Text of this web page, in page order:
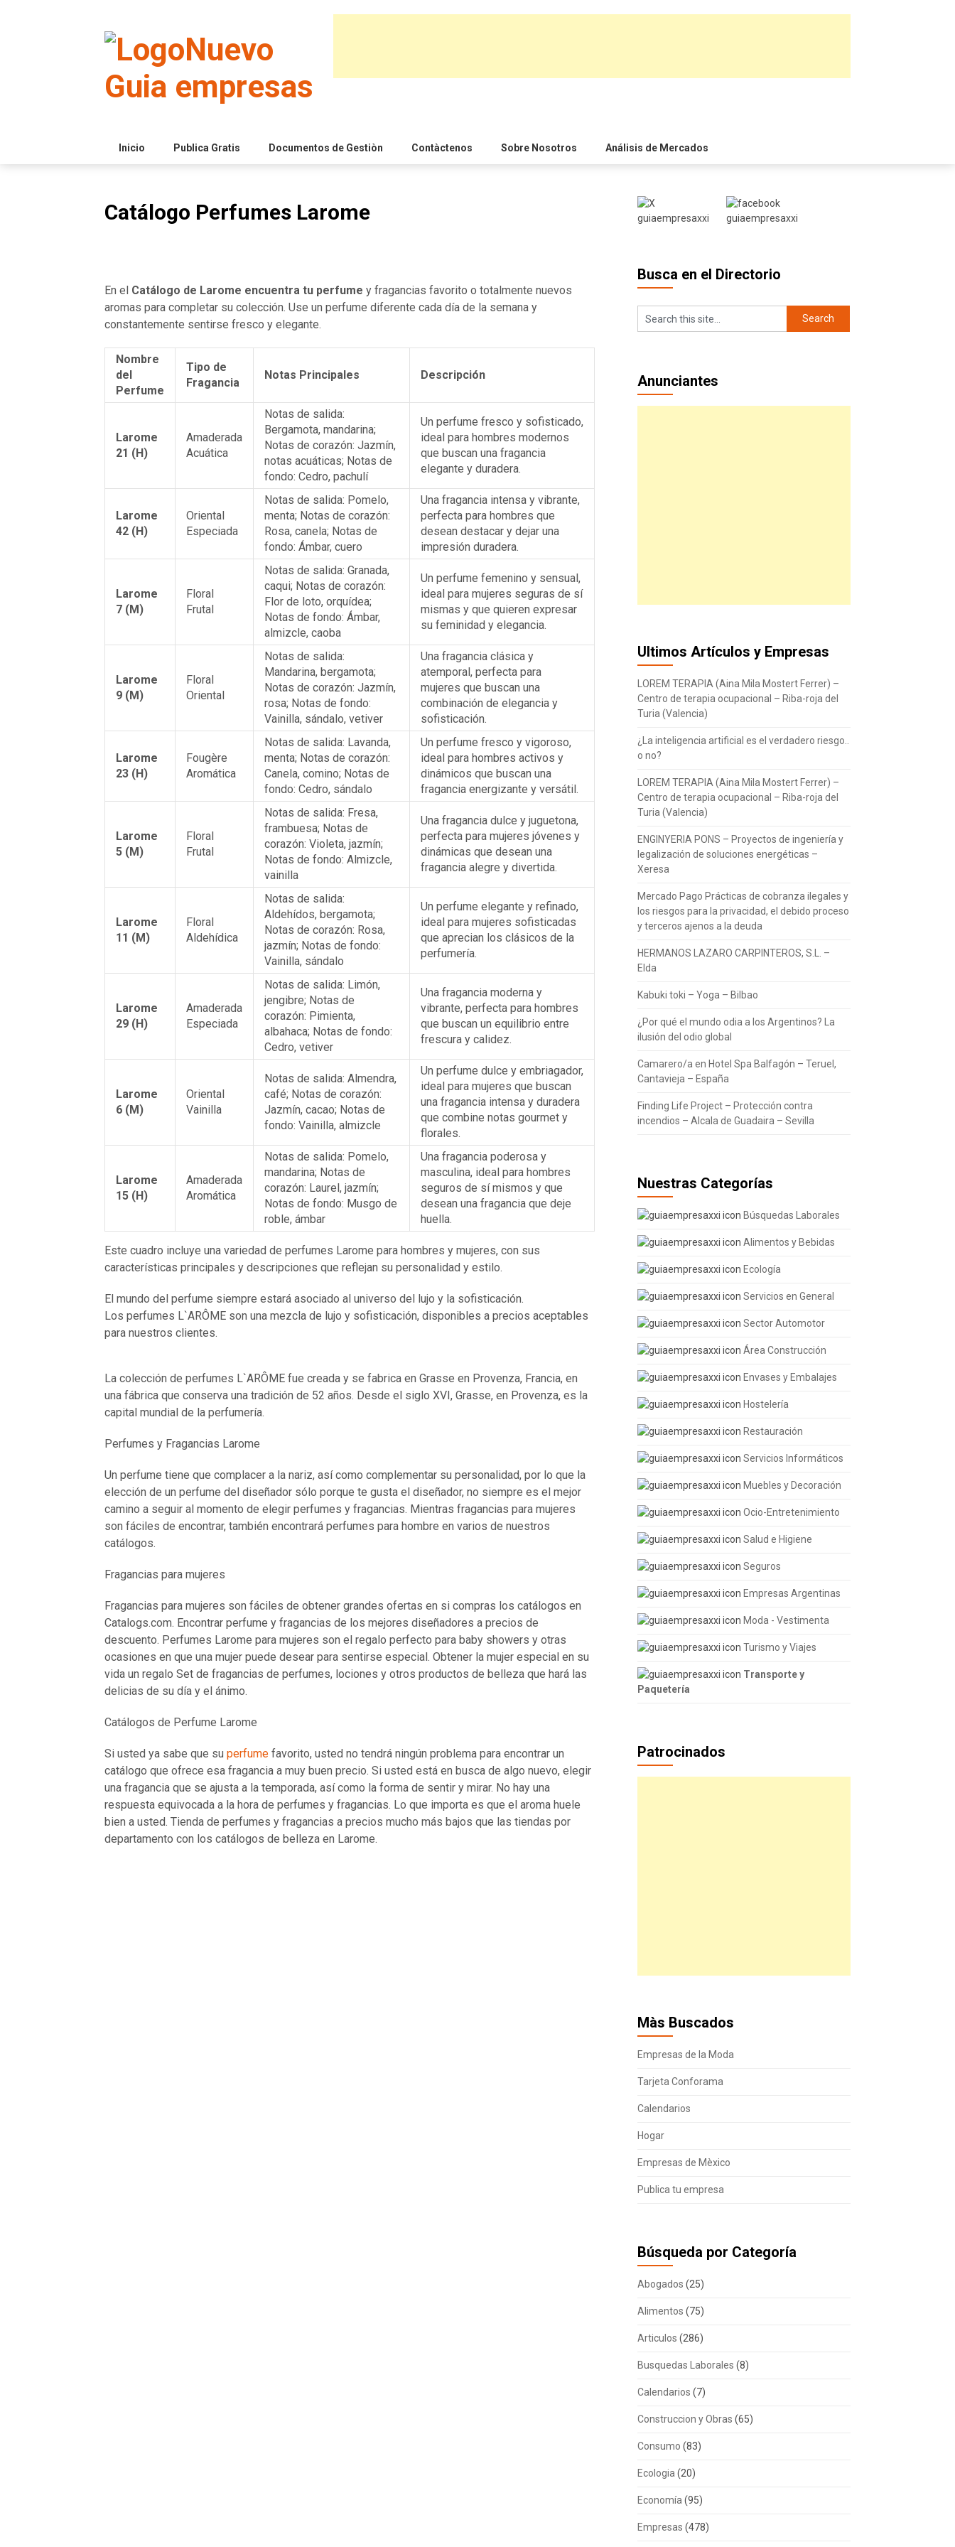
Inicio Publica Gratis Documentos de Gestiòn Contàctenos Sobre Nosotros Análisis de Mercados
Catálogo Perfumes Larome
En el Catálogo de Larome encuentra tu perfume y fragancias favorito o totalmente nuevos
aromas para completar su colección. Use un perfume diferente cada día de la semana y
constantemente sentirse fresco y elegante.
Nombre
del
Perfume
Tipo de
Fragancia
Notas Principales Descripción
Larome
21 (H)
Amaderada
Acuática
Notas de salida:
Bergamota, mandarina;
Notas de corazón: Jazmín,
notas acuáticas; Notas de
fondo: Cedro, pachulí
Un perfume fresco y sofisticado,
ideal para hombres modernos
que buscan una fragancia
elegante y duradera.
Larome
42 (H)
Oriental
Especiada
Notas de salida: Pomelo,
menta; Notas de corazón:
Rosa, canela; Notas de
fondo: Ámbar, cuero
Una fragancia intensa y vibrante,
perfecta para hombres que
desean destacar y dejar una
impresión duradera.
Larome
7 (M)
Floral
Frutal
Notas de salida: Granada,
caqui; Notas de corazón:
Flor de loto, orquídea;
Notas de fondo: Ámbar,
almizcle, caoba
Un perfume femenino y sensual,
ideal para mujeres seguras de sí
mismas y que quieren expresar
su feminidad y elegancia.
Larome
9 (M)
Floral
Oriental
Notas de salida:
Mandarina, bergamota;
Notas de corazón: Jazmín,
rosa; Notas de fondo:
Vainilla, sándalo, vetiver
Una fragancia clásica y
atemporal, perfecta para
mujeres que buscan una
combinación de elegancia y
sofisticación.
Larome
23 (H)
Fougère
Aromática
Notas de salida: Lavanda,
menta; Notas de corazón:
Canela, comino; Notas de
fondo: Cedro, sándalo
Un perfume fresco y vigoroso,
ideal para hombres activos y
dinámicos que buscan una
fragancia energizante y versátil.
Larome
5 (M)
Floral
Frutal
Notas de salida: Fresa,
frambuesa; Notas de
corazón: Violeta, jazmín;
Notas de fondo: Almizcle,
vainilla
Una fragancia dulce y juguetona,
perfecta para mujeres jóvenes y
dinámicas que desean una
fragancia alegre y divertida.
Larome
11 (M)
Floral
Aldehídica
Notas de salida:
Aldehídos, bergamota;
Notas de corazón: Rosa,
jazmín; Notas de fondo:
Vainilla, sándalo
Un perfume elegante y refinado,
ideal para mujeres sofisticadas
que aprecian los clásicos de la
perfumería.
Larome
29 (H)
Amaderada
Especiada
Notas de salida: Limón,
jengibre; Notas de
corazón: Pimienta,
albahaca; Notas de fondo:
Cedro, vetiver
Una fragancia moderna y
vibrante, perfecta para hombres
que buscan un equilibrio entre
frescura y calidez.
Larome
6 (M)
Oriental
Vainilla
Notas de salida: Almendra,
café; Notas de corazón:
Jazmín, cacao; Notas de
fondo: Vainilla, almizcle
Un perfume dulce y embriagador,
ideal para mujeres que buscan
una fragancia intensa y duradera
que combine notas gourmet y
florales.
Larome
15 (H)
Amaderada
Aromática
Notas de salida: Pomelo,
mandarina; Notas de
corazón: Laurel, jazmín;
Notas de fondo: Musgo de
roble, ámbar
Una fragancia poderosa y
masculina, ideal para hombres
seguros de sí mismos y que
desean una fragancia que deje
huella.
Este cuadro incluye una variedad de perfumes Larome para hombres y mujeres, con sus
características principales y descripciones que reflejan su personalidad y estilo.
El mundo del perfume siempre estará asociado al universo del lujo y la sofisticación.
Los perfumes L`ARÔME son una mezcla de lujo y sofisticación, disponibles a precios aceptables
para nuestros clientes.
La colección de perfumes L`ARÔME fue creada y se fabrica en Grasse en Provenza, Francia, en
una fábrica que conserva una tradición de 52 años. Desde el siglo XVI, Grasse, en Provenza, es la
capital mundial de la perfumería.
Perfumes y Fragancias Larome
Un perfume tiene que complacer a la nariz, así como complementar su personalidad, por lo que la
elección de un perfume del diseñador sólo porque te gusta el diseñador, no siempre es el mejor
camino a seguir al momento de elegir perfumes y fragancias. Mientras fragancias para mujeres
son fáciles de encontrar, también encontrará perfumes para hombre en varios de nuestros
catálogos.
Fragancias para mujeres
Fragancias para mujeres son fáciles de obtener grandes ofertas en si compras los catálogos en
Catalogs.com. Encontrar perfume y fragancias de los mejores diseñadores a precios de
descuento. Perfumes Larome para mujeres son el regalo perfecto para baby showers y otras
ocasiones en que una mujer puede desear para sentirse especial. Obtener la mujer especial en su
vida un regalo Set de fragancias de perfumes, lociones y otros productos de belleza que hará las
delicias de su día y el ánimo.
Catálogos de Perfume Larome
Si usted ya sabe que su perfume favorito, usted no tendrá ningún problema para encontrar un
catálogo que ofrece esa fragancia a muy buen precio. Si usted está en busca de algo nuevo, elegir
una fragancia que se ajusta a la temporada, así como la forma de sentir y mirar. No hay una
respuesta equivocada a la hora de perfumes y fragancias. Lo que importa es que el aroma huele
bien a usted. Tienda de perfumes y fragancias a precios mucho más bajos que las tiendas por
departamento con los catálogos de belleza en Larome.
Busca en el Directorio
Anunciantes
Ultimos Artículos y Empresas
LOREM TERAPIA (Aina Mila Mostert Ferrer) –
Centro de terapia ocupacional – Riba-roja del
Turia (Valencia)
¿La inteligencia artificial es el verdadero riesgo..
o no?
LOREM TERAPIA (Aina Mila Mostert Ferrer) –
Centro de terapia ocupacional – Riba-roja del
Turia (Valencia)
ENGINYERIA PONS – Proyectos de ingeniería y
legalización de soluciones energéticas –
Xeresa
Mercado Pago Prácticas de cobranza ilegales y
los riesgos para la privacidad, el debido proceso
y terceros ajenos a la deuda
HERMANOS LAZARO CARPINTEROS, S.L. –
Elda
Kabuki toki – Yoga – Bilbao
¿Por qué el mundo odia a los Argentinos? La
ilusión del odio global
Camarero/a en Hotel Spa Balfagón – Teruel,
Cantavieja – España
Finding Life Project – Protección contra
incendios – Alcala de Guadaira – Sevilla
Nuestras Categorías
Búsquedas Laborales
Alimentos y Bebidas
Ecología
Servicios en General
Sector Automotor
Área Construcción
Envases y Embalajes
Hostelería
Restauración
Servicios Informáticos
Muebles y Decoración
Ocio-Entretenimiento
Salud e Higiene
Seguros
Empresas Argentinas
Moda - Vestimenta
Turismo y Viajes
Transporte y
Paquetería
Patrocinados
Màs Buscados
Empresas de la Moda
Tarjeta Conforama
Calendarios
Hogar
Empresas de Mèxico
Publica tu empresa
Búsqueda por Categoría
Abogados (25)
Alimentos (75)
Articulos (286)
Busquedas Laborales (8)
Calendarios (7)
Construccion y Obras (65)
Consumo (83)
Ecologia (20)
Economía (95)
Empresas (478)